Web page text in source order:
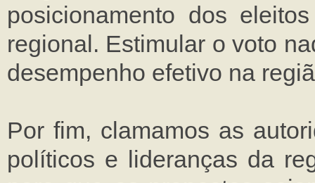
posicionamento dos
regional. Estimular o voto
desempenho efetivo na
Por fim, clamamos as
políticos e lideranças da